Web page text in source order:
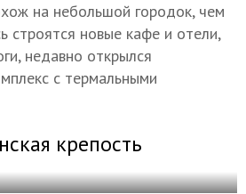
на небольшой городок, чем
строятся новые кафе и отели,
недавно открылся
с термальными
крепость